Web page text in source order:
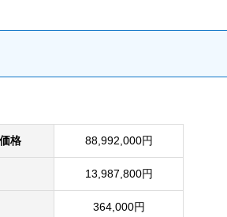
格 88,992,000円
13,987,800円
364,000円